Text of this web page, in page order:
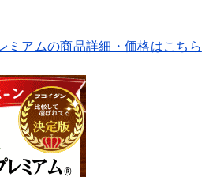
ミアムの商品詳細・価格はこちら